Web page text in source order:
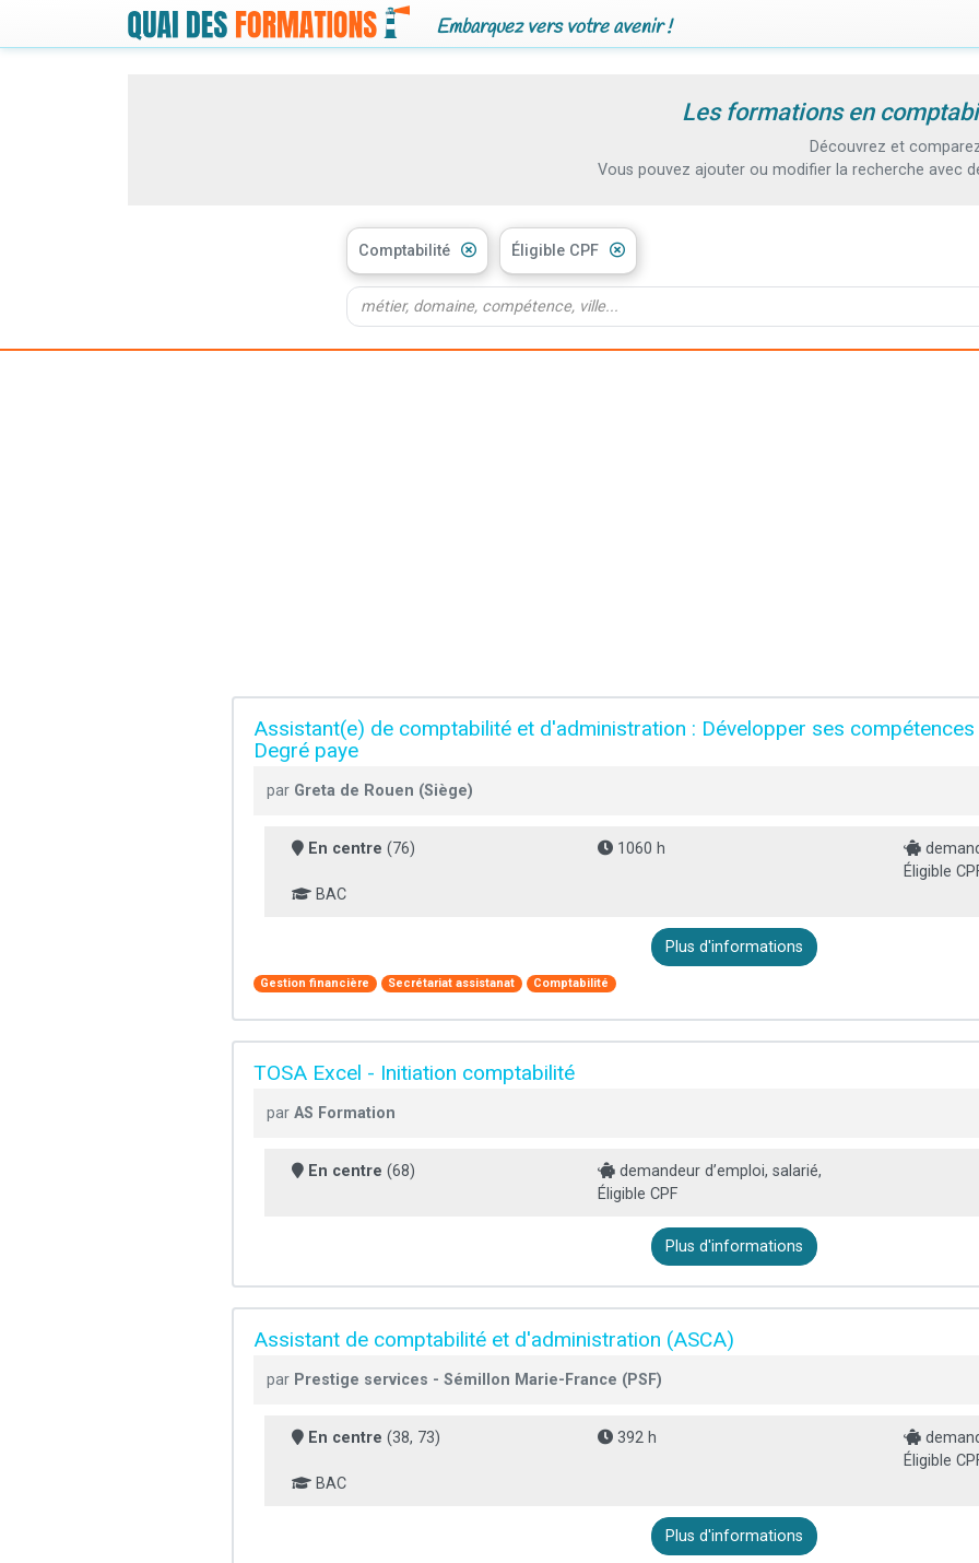
Embarquez vers votre avenir !
Les formations en
Découvrez et
Vous pouvez ajouter ou modifier la recherche avec
Comptabilité Éligible CPF
Assistant(e) de comptabilité et d'administration : Développer ses
Degré paye
par Greta de Rouen (Siège)
En centre (76) 1060 h
Éligible
BAC
Plus d'informations
Gestion financière Secrétariat assistanat Comptabilité
TOSA Excel - Initiation comptabilité
par AS Formation
En centre (68)
demandeur d’emploi, salarié,
Éligible CPF
Plus d'informations
Assistant de comptabilité et d'administration (ASCA)
par Prestige services - Sémillon Marie-France (PSF)
En centre (38, 73) 392 h
Éligible
BAC
Plus d'informations